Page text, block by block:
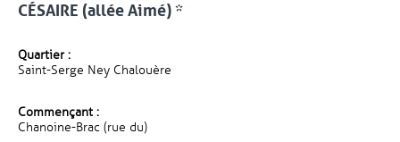
CÉSAIRE (allée Aimé) *
Quartier :
Saint-Serge Ney Chalouère
Commençant :
Chanoine-Brac (rue du)